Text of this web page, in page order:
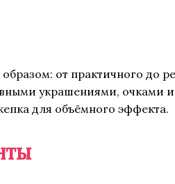
от практичного до
украшениями, очками
для объёмного эффекта.